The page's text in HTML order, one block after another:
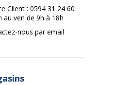
Client : 0594 31 24 60
au ven de 9h à 18h
nous par email